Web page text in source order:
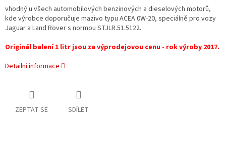
vhodný u všech automobilových benzinových a dieselových motorů,
kde výrobce doporučuje mazivo typu ACEA 0W-20, speciálně pro vozy
Jaguar a Land Rover s normou STJLR.51.5122.
Originál balení 1 litr jsou za výprodejovou cenu - rok výroby 2017.
Detailní informace
ZEPTAT SE SDÍLET